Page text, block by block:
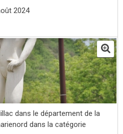
2024
dans le département de la
dans la catégorie